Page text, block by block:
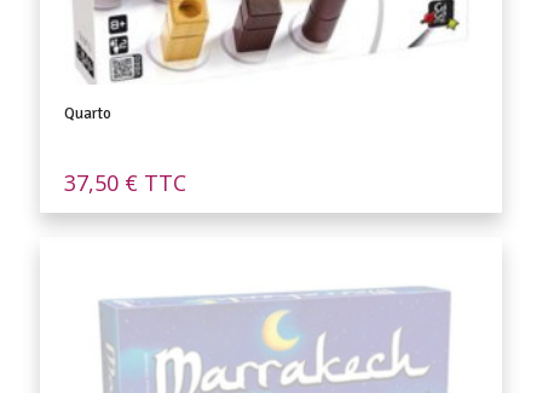
Quarto
37,50 € TTC